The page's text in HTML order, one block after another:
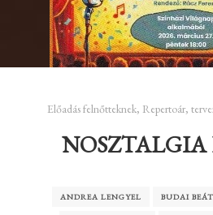
Előadás felnőtteknek, Repertoár,
NOSZTALGIA
ANDREA LENGYEL BUDAI